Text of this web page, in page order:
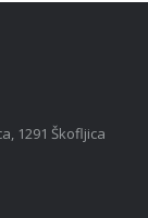
1291 Škofljica